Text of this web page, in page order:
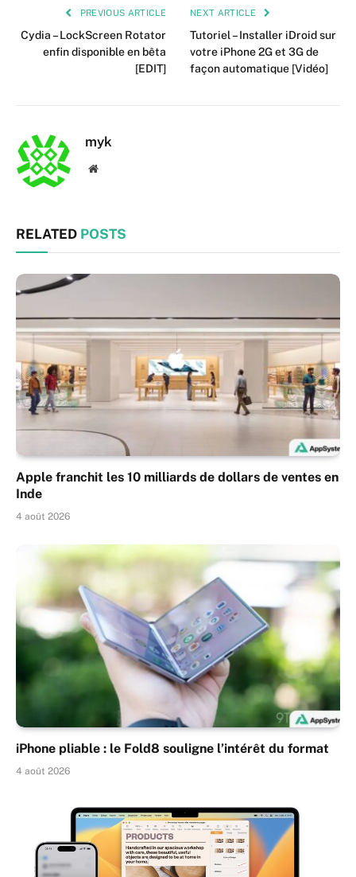
PREVIOUS ARTICLE
Cydia – LockScreen Rotator
enfin disponible en bêta
[EDIT]
NEXT ARTICLE
Tutoriel – Installer iDroid sur
votre iPhone 2G et 3G de
façon automatique [Vidéo]
myk
Website
RELATED POSTS
Apple franchit les 10 milliards de dollars de ventes en
Inde
4 août 2026
iPhone pliable : le Fold8 souligne l’intérêt du format
4 août 2026